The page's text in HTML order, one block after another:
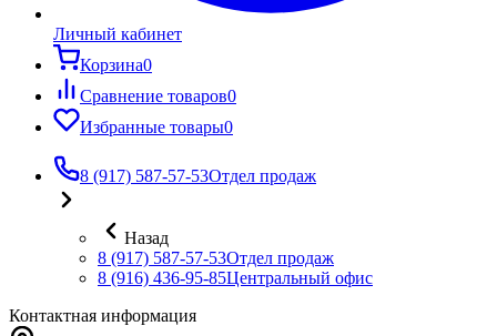
Личный кабинет
Корзина0
Сравнение товаров0
Избранные товары0
8 (917) 587-57-53Отдел продаж
Назад
8 (917) 587-57-53Отдел продаж
8 (916) 436-95-85Центральный офис
Контактная информация